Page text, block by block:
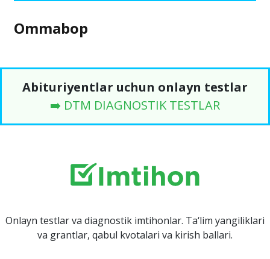
Ommabop
Abituriyentlar uchun onlayn testlar
➡️ DTM DIAGNOSTIK TESTLAR
Onlayn testlar va diagnostik imtihonlar. Ta‘lim yangiliklari
va grantlar, qabul kvotalari va kirish ballari.